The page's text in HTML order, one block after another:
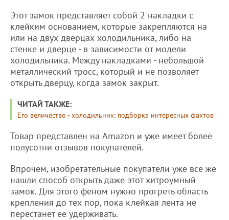
Этот замок представляет собой 2 накладки с
клейким основанием, которые закрепляются на
или на двух дверцах холодильника, либо на
стенке и дверце - в зависимости от модели
холодильника. Между накладками - небольшой
металлический тросс, который и не позволяет
открыть дверцу, когда замок закрыт.
ЧИТАЙ ТАКЖЕ:
Его величество - холодильник: подборка интересных фактов
Товар представлен на Amazon и уже имеет более
полусотни отзывов покупателей.
Впрочем, изобретательные покупатели уже все же
нашли способ открыть даже этот хитроумный
замок. Для этого феном нужно прогреть область
крепления до тех пор, пока клейкая лента не
перестанет ее удерживать.